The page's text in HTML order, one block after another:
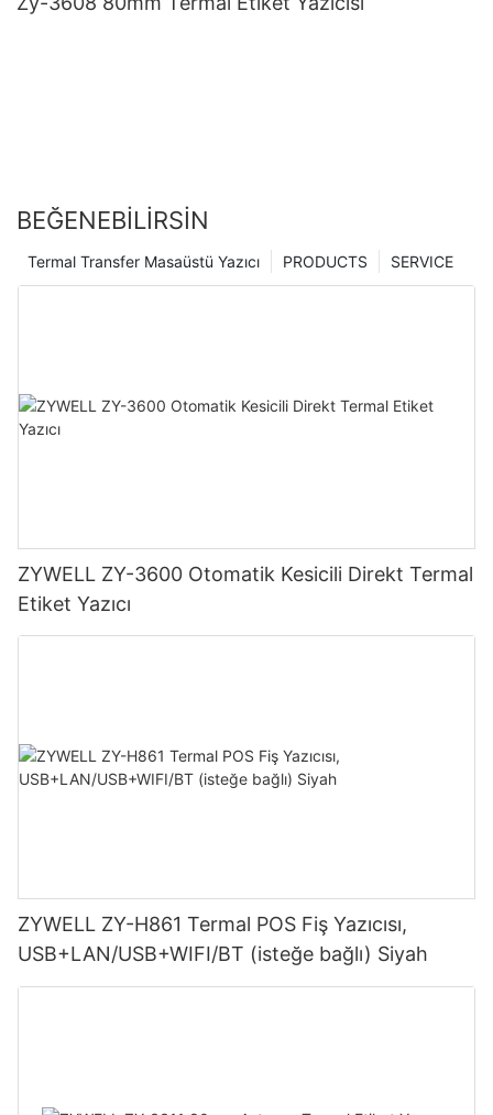
BEĞENEBILIRSIN
SERVICE
PRODUCTS
Termal Transfer Masaüstü Yazıcı
ZYWELL ZY-3600 Otomatik Kesicili Direkt Termal
Etiket Yazıcı
ZYWELL ZY-H861 Termal POS Fiş Yazıcısı,
USB+LAN/USB+WIFI/BT (isteğe bağlı) Siyah